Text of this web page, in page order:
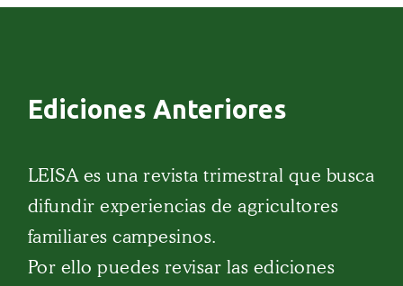
Ediciones Anteriores
LEISA es una revista trimestral que busca
difundir experiencias de agricultores
familiares campesinos.
Por ello puedes revisar las ediciones